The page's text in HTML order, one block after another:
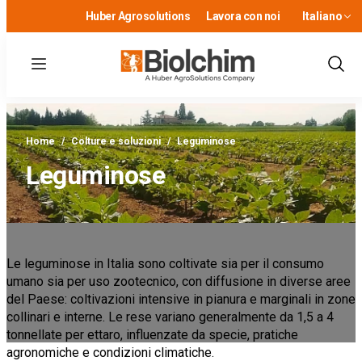
Huber Agrosolutions Lavora con noi Italiano
Menu
Show
Home / Colture e soluzioni / Leguminose
Leguminose
Le leguminose in Italia sono coltivate sia per il consumo
umano sia per uso zootecnico, con diffusione in diverse aree
del Paese: coltivazioni intensive in pianura e marginali in zone
collinari e interne. Le rese variano generalmente da 1,5 a 4
tonnellate per ettaro, influenzate da specie, pratiche
agronomiche e condizioni climatiche.